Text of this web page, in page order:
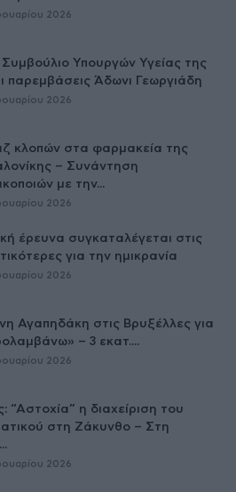
2026
Υπουργών Υγείας της
παρεμβάσεις Άδωνι Γεωργιάδη
2026
κλοπών στα φαρμακεία της
– Συνάντηση
με την...
2026
έρευνα συγκαταλέγεται στις
για την ημικρανία
2026
Αγαπηδάκη στις Βρυξέλλες για
– 3 εκατ....
2026
“Αστοχία” η διαχείριση του
στη Ζάκυνθο – Στη
2026